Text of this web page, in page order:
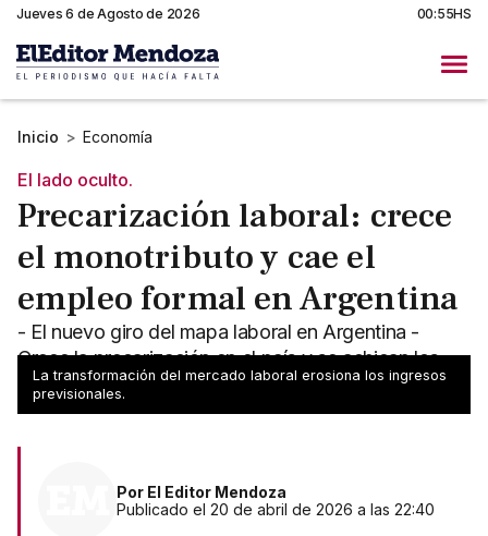
Jueves 6 de Agosto de 2026 00:55HS
Inicio > Economía
El lado oculto.
Precarización laboral: crece
el monotributo y cae el
empleo formal en Argentina
- El nuevo giro del mapa laboral en Argentina -
Crece la precarización en el país y se achican los
aportes
La transformación del mercado laboral erosiona los ingresos
previsionales.
Por El Editor Mendoza
Publicado el 20 de abril de 2026 a las 22:40